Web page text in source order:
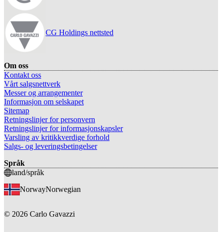
CG Holdings nettsted
Om oss
Kontakt oss
Vårt salgsnettverk
Messer og arrangementer
Informasjon om selskapet
Sitemap
Retningslinjer for personvern
Retningslinjer for informasjonskapsler
Varsling av kritikkverdige forhold
Salgs- og leveringsbetingelser
Språk
land/språk
NorwayNorwegian
© 2026 Carlo Gavazzi